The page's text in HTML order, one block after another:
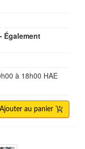
- Également
à 18h00 HAE
Ajouter au panier